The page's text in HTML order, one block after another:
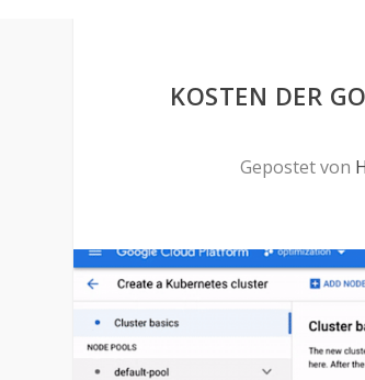
KOSTEN DER
Gepostet von